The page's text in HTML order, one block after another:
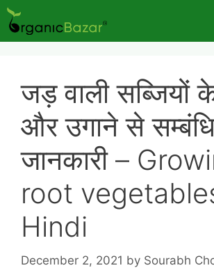
Skip
to
content
जड़ वाली सब्जियों
और उगाने से
जानकारी –
root
Hindi
December 2, 2021 by Sourabh